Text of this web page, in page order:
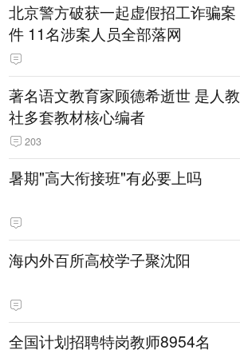
北京警方破获一起虚假招工诈骗案
件 11名涉案人员全部落网
著名语文教育家顾德希逝世 是人教
社多套教材核心编者
203
暑期"高大衔接班"有必要上吗
海内外百所高校学子聚沈阳
全国计划招聘特岗教师8954名